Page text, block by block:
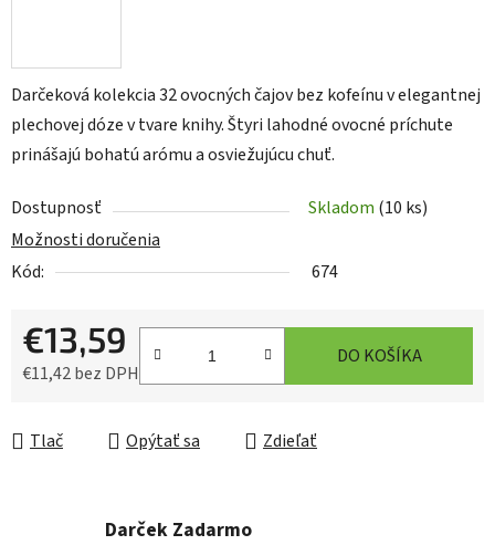
Darčeková kolekcia 32 ovocných čajov bez kofeínu v elegantnej
plechovej dóze v tvare knihy. Štyri lahodné ovocné príchute
prinášajú bohatú arómu a osviežujúcu chuť.
Dostupnosť Skladom (10 ks)
Možnosti doručenia
Kód:
674
€13,59
€11,42 bez DPH
DO KOŠÍKA
Tlač Opýtať sa Zdieľať
Darček Zadarmo